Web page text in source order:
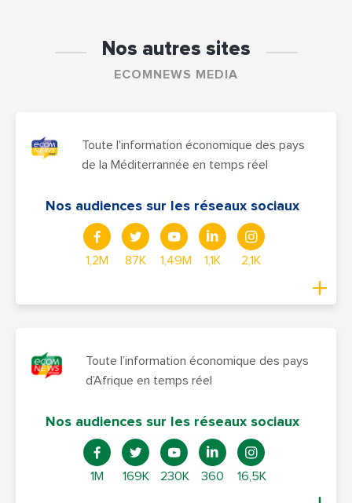
Nos autres sites
ECOMNEWS MEDIA
Toute l'information économique des pays
de la Méditerrannée en temps réel
Nos audiences sur les réseaux sociaux
1,2M 87K 1,49M 1,1K 2,1K
Toute l’information économique des pays
d’Afrique en temps réel
Nos audiences sur les réseaux sociaux
1M 169K 230K 360 16,5K